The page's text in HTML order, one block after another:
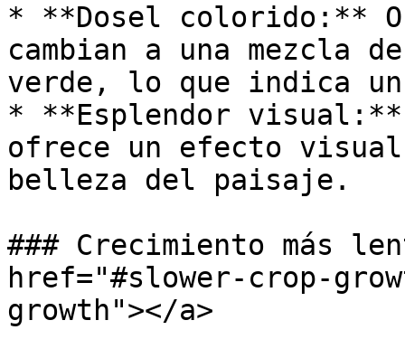
* **Dosel colorido:**
cambian a una
verde, lo que indica
* **Esplendor
ofrece un efecto
belleza del paisaje.
### Crecimiento más
href="#slower-crop-
growth"></a>